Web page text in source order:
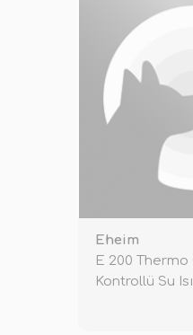
Eheim
E 200 Thermo
Kontrollü Su